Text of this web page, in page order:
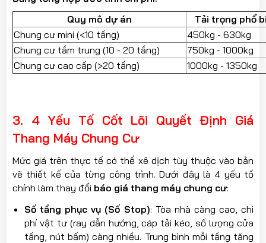
Quy mô dự án
Tải trọng phổ
Chung cư mini (<10 tầng)
450kg - 630kg
Chung cư tầm trung (10 - 20 tầng)
750kg - 1000kg
Chung cư cao cấp (>20 tầng)
1000kg - 1350kg
3. 4 Yếu Tố Cốt Lõi Quyết Định Giá
Thang Máy Chung Cư
Mức giá trên thực tế có thể xê dịch tùy thuộc vào bản
vẽ thiết kế của từng công trình. Dưới đây là 4 yếu tố
chính làm thay đổi báo giá thang máy chung cư:
Số tầng phục vụ (Số Stop): Tòa nhà càng cao, chi
phí vật tư (ray dẫn hướng, cáp tải kéo, số lượng cửa
tầng, nút bấm) càng nhiều. Trung bình mỗi tầng tăng